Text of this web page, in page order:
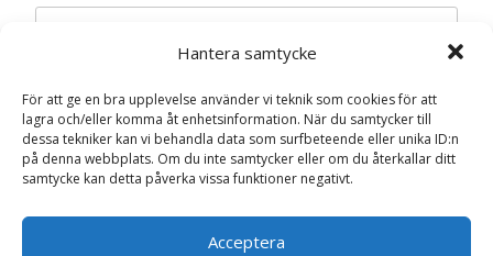
Hantera samtycke
För att ge en bra upplevelse använder vi teknik som cookies för att
lagra och/eller komma åt enhetsinformation. När du samtycker till
dessa tekniker kan vi behandla data som surfbeteende eller unika ID:n
på denna webbplats. Om du inte samtycker eller om du återkallar ditt
samtycke kan detta påverka vissa funktioner negativt.
Acceptera
Namn*
E-post*
Spara mitt namn, min e-postadress och webbplats i
denna webbläsare till nästa gång jag skriver en